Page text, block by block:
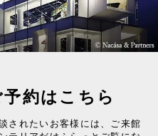
約はこちら
されたいお客様には、ご来館